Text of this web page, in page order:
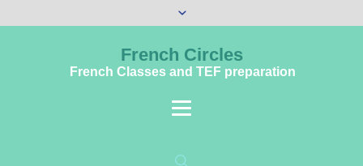
French Circles
French Classes and TEF preparation